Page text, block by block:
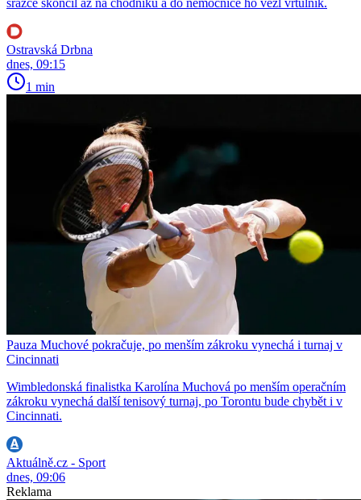
Ostravská Drbna
dnes, 09:15
1 min
Pauza Muchové pokračuje, po menším zákroku vynechá i turnaj v
Cincinnati
Wimbledonská finalistka Karolína Muchová po menším operačním
zákroku vynechá další tenisový turnaj, po Torontu bude chybět i v
Cincinnati.
Aktuálně.cz - Sport
dnes, 09:06
Reklama